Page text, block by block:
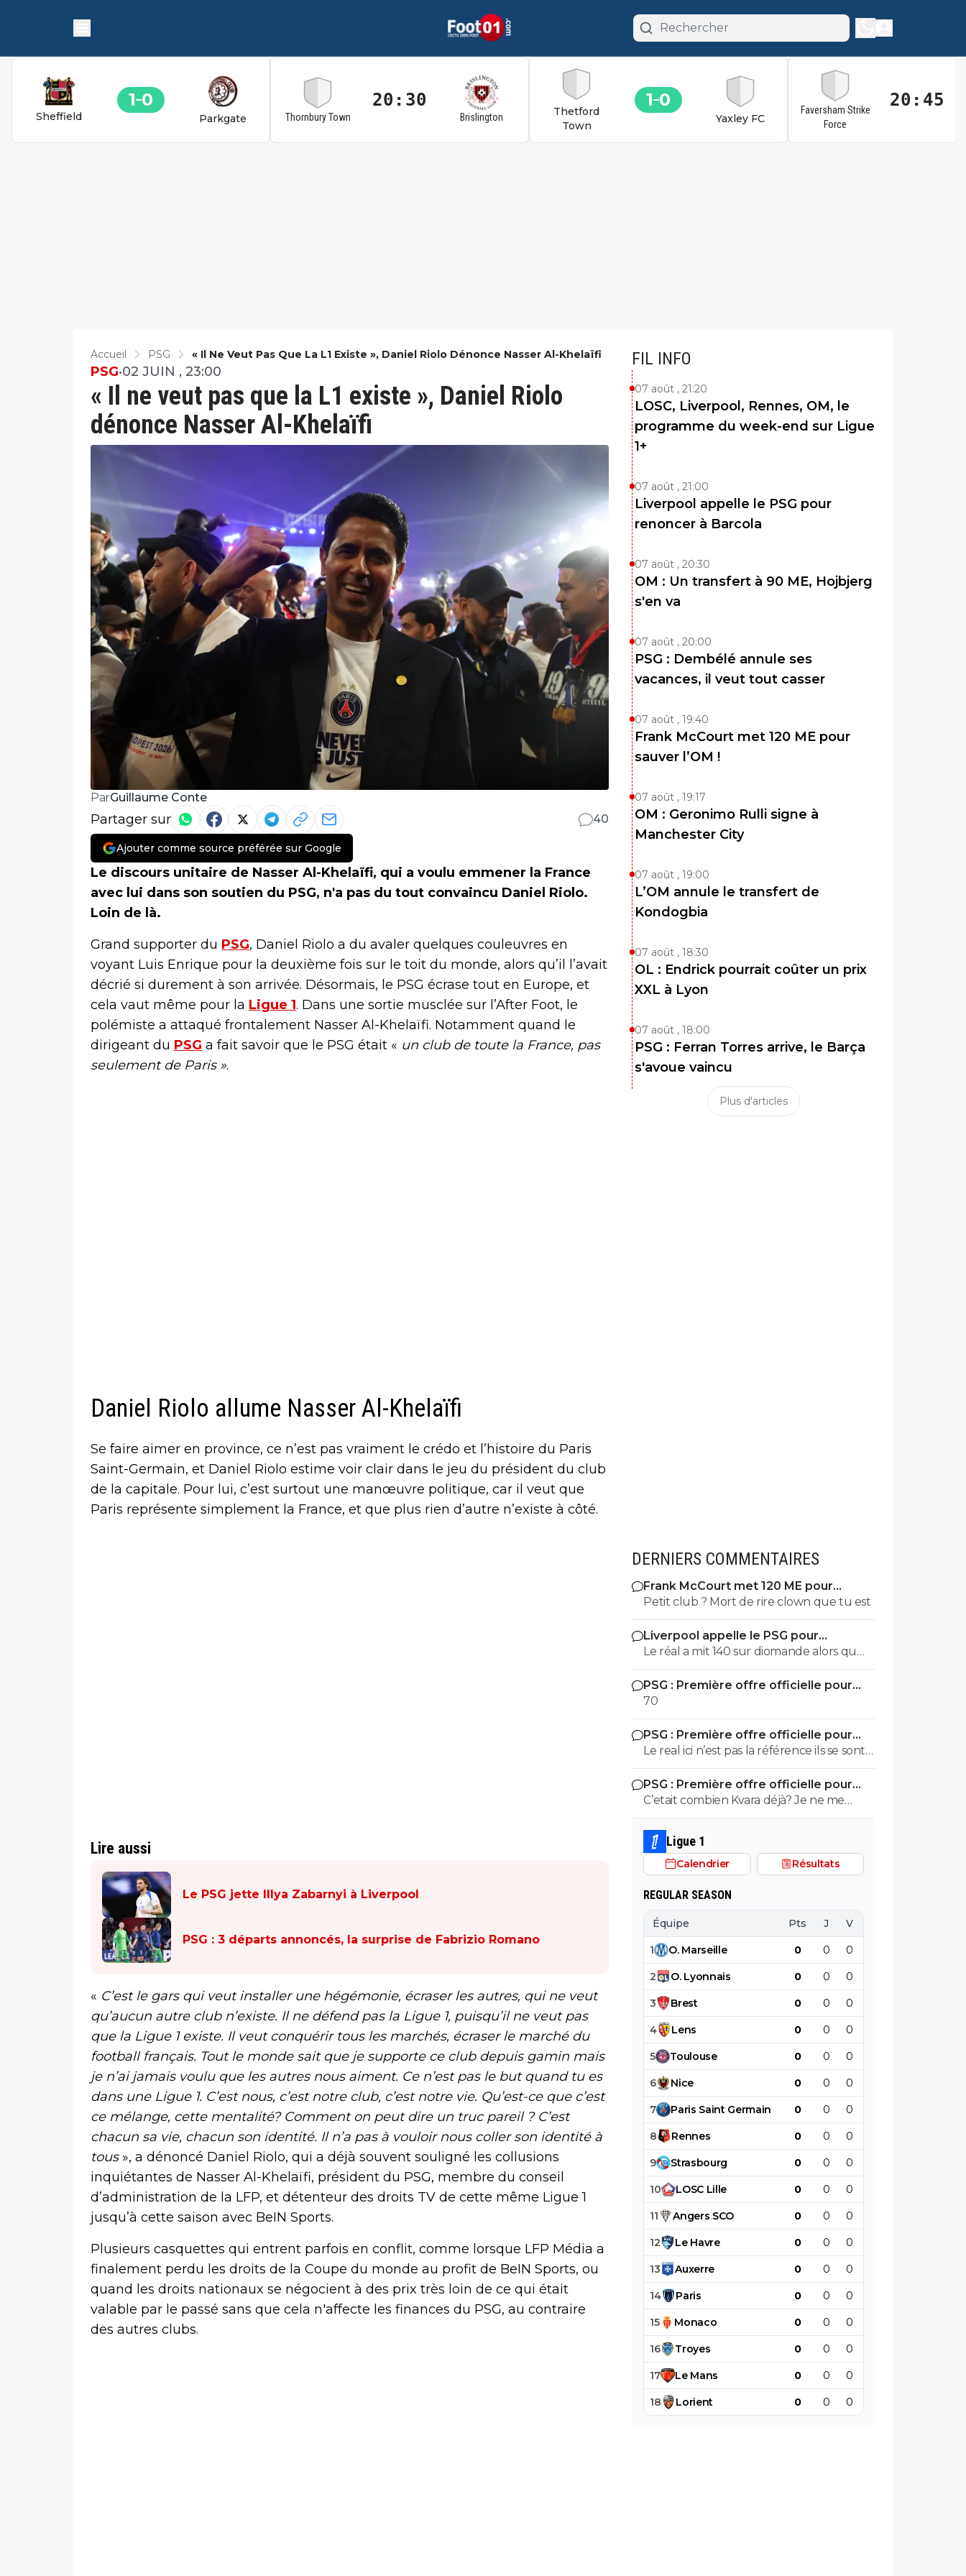
Sheffield
1 0
Parkgate Thornbury Town
20:30
Brislington
Thetford
Town
1 0
Yaxley FC
Faversham Strike
Force
20:45
Accueil PSG « Il Ne Veut Pas Que La L1 Existe », Daniel Riolo Dénonce Nasser Al-Khelaïfi
« Il ne veut pas que la L1 existe », Daniel Riolo
dénonce Nasser Al-Khelaïfi
PSG•02 JUIN , 23:00
ParGuillaume Conte
Partager sur 40
Ajouter comme source préférée sur Google
Le discours unitaire de Nasser Al-Khelaïfi, qui a voulu emmener la France
avec lui dans son soutien du PSG, n'a pas du tout convaincu Daniel Riolo.
Loin de là.
Grand supporter du PSG, Daniel Riolo a du avaler quelques couleuvres en
voyant Luis Enrique pour la deuxième fois sur le toit du monde, alors qu’il l’avait
décrié si durement à son arrivée. Désormais, le PSG écrase tout en Europe, et
cela vaut même pour la Ligue 1. Dans une sortie musclée sur l’After Foot, le
polémiste a attaqué frontalement Nasser Al-Khelaïfi. Notamment quand le
dirigeant du PSG a fait savoir que le PSG était « un club de toute la France, pas
seulement de Paris ».
Daniel Riolo allume Nasser Al-Khelaïfi
Se faire aimer en province, ce n’est pas vraiment le crédo et l’histoire du Paris
Saint-Germain, et Daniel Riolo estime voir clair dans le jeu du président du club
de la capitale. Pour lui, c’est surtout une manœuvre politique, car il veut que
Paris représente simplement la France, et que plus rien d’autre n’existe à côté.
Lire aussi
Le PSG jette Illya Zabarnyi à Liverpool
PSG : 3 départs annoncés, la surprise de Fabrizio Romano
« C’est le gars qui veut installer une hégémonie, écraser les autres, qui ne veut
qu’aucun autre club n’existe. Il ne défend pas la Ligue 1, puisqu’il ne veut pas
que la Ligue 1 existe. Il veut conquérir tous les marchés, écraser le marché du
football français. Tout le monde sait que je supporte ce club depuis gamin mais
je n’ai jamais voulu que les autres nous aiment. Ce n’est pas le but quand tu es
dans une Ligue 1. C’est nous, c’est notre club, c’est notre vie. Qu’est-ce que c’est
ce mélange, cette mentalité? Comment on peut dire un truc pareil ? C’est
chacun sa vie, chacun son identité. Il n’a pas à vouloir nous coller son identité à
tous », a dénoncé Daniel Riolo, qui a déjà souvent souligné les collusions
inquiétantes de Nasser Al-Khelaïfi, président du PSG, membre du conseil
d’administration de la LFP, et détenteur des droits TV de cette même Ligue 1
jusqu’à cette saison avec BeIN Sports.
Plusieurs casquettes qui entrent parfois en conflit, comme lorsque LFP Média a
finalement perdu les droits de la Coupe du monde au profit de BeIN Sports, ou
quand les droits nationaux se négocient à des prix très loin de ce qui était
valable par le passé sans que cela n'affecte les finances du PSG, au contraire
des autres clubs.
FIL INFO
07 août , 21:20
LOSC, Liverpool, Rennes, OM, le
programme du week-end sur Ligue
1+
07 août , 21:00
Liverpool appelle le PSG pour
renoncer à Barcola
07 août , 20:30
OM : Un transfert à 90 ME, Hojbjerg
s'en va
07 août , 20:00
PSG : Dembélé annule ses
vacances, il veut tout casser
07 août , 19:40
Frank McCourt met 120 ME pour
sauver l’OM !
07 août , 19:17
OM : Geronimo Rulli signe à
Manchester City
07 août , 19:00
L’OM annule le transfert de
Kondogbia
07 août , 18:30
OL : Endrick pourrait coûter un prix
XXL à Lyon
07 août , 18:00
PSG : Ferran Torres arrive, le Barça
s'avoue vaincu
Plus d'articles
DERNIERS COMMENTAIRES
Frank McCourt met 120 ME pour
sauver l’OM !
Petit club ? Mort de rire clown que tu est
Liverpool appelle le PSG pour
renoncer à Barcola
Le réal a mit 140 sur diomande alors qu
une bonne saison en Allemagne mais zéro
en c1 zéro coupe du monde ...barcola c est
150 !!!! Et on fait la vente du siècle acheter
50 !!!😁😄😄👍👍👍
PSG : Première offre officielle pour
Barcola, elle est choquante
70
PSG : Première offre officielle pour
Barcola, elle est choquante
Le real ici n’est pas la référence ils se sont
déjà faits fourrer avec Kiki à zéro balle !
PSG : Première offre officielle pour
Barcola, elle est choquante
C’etait combien Kvara déjà? Je ne me
souviens plus.
Ligue 1
Calendrier Résultats
REGULAR SEASON
Équipe Pts J V
1 O. Marseille 0 0 0
2 O. Lyonnais 0 0 0
3 Brest 0 0 0
4 Lens 0 0 0
5 Toulouse 0 0 0
6 Nice 0 0 0
7 Paris Saint Germain 0 0 0
8 Rennes 0 0 0
9 Strasbourg 0 0 0
10 LOSC Lille 0 0 0
11 Angers SCO 0 0 0
12 Le Havre 0 0 0
13 Auxerre 0 0 0
14 Paris 0 0 0
15 Monaco 0 0 0
16 Troyes 0 0 0
17 Le Mans 0 0 0
18 Lorient 0 0 0